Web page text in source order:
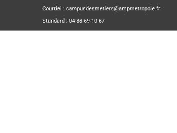
Courriel : campusdesmetiers@ampmetropole.fr
Standard : 04 88 69 10 67